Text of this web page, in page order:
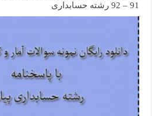
91 – 92 رشته حسابداری